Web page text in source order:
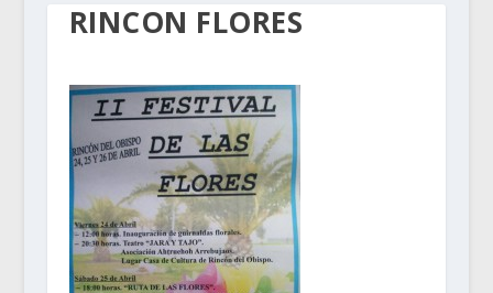
RINCON FLORES